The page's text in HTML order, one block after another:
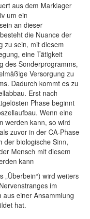
aus dem Marklager
um ein
an dieser
die Nuance der
zu sein, mit diesem
eine Tätigkeit
des Sonderprogramms,
Versorgung zu
Dadurch kommt es zu
Erst nach
Phase beginnt
Wenn eine
werden kann, so wird
zuvor in der CA-Phase
der biologische Sinn,
Mensch mit diesem
kann
„Überbein“) wird weiters
im
einer Ansammlung
hat.